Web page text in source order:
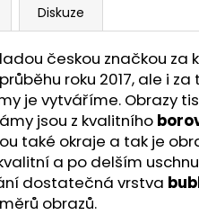
Diskuze
českou značkou
roku 2017, ale i
je vytváříme. Obrazy
jsou z kvalitního
také okraje a tak je
a po delším
dostatečná vrstva
obrazů.